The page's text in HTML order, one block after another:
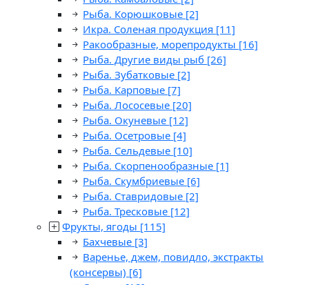
Рыба. Корюшковые [2]
Икра. Соленая продукция [11]
Ракообразные, морепродукты [16]
Рыба. Другие виды рыб [26]
Рыба. Зубатковые [2]
Рыба. Карповые [7]
Рыба. Лососевые [20]
Рыба. Окуневые [12]
Рыба. Осетровые [4]
Рыба. Сельдевые [10]
Рыба. Скорпенообразные [1]
Рыба. Скумбриевые [6]
Рыба. Ставридовые [2]
Рыба. Тресковые [12]
Фрукты, ягоды [115]
Бахчевые [3]
Варенье, джем, повидло, экстракты
(консервы) [6]